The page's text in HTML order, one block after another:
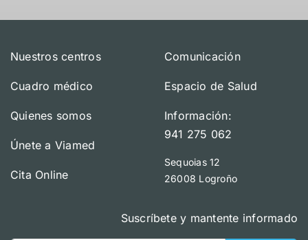
Nuestros centros
Cuadro médico
Quienes somos
Únete a Viamed
Cita Online
Comunicación
Espacio de Salud
Información:
941 275 062
Sequoias 12
26008 Logroño
Suscríbete y mantente informado